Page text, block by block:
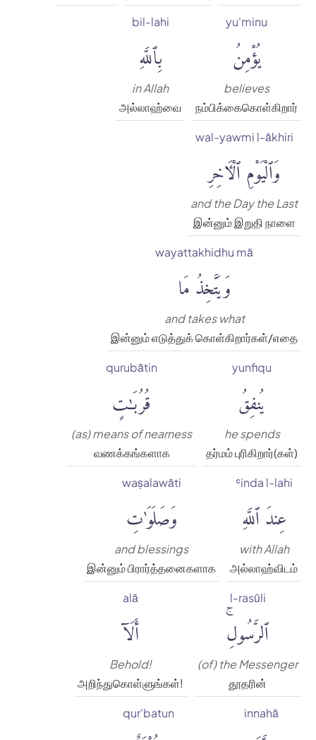
yu'minu
يُؤْمِنُ
believes
நம்பிக்கைகொள்கிறார்
bil-lahi
بِٱللَّهِ
in Allah
அல்லாஹ்வை
wal-yawmi l-ākhiri
وَٱلْيَوْمِ ٱلْءَاخِرِ
and the Day the Last
இன்னும் இறுதி நாளை
wayattakhidhu mā
وَيَتَّخِذُ مَا
and takes what
இன்னும் எடுத்துக் கொள்கிறார்கள்/எதை
yunfiqu
يُنفِقُ
he spends
தர்மம் புரிகிறார்(கள்)
qurubātin
قُرُبَٰتٍ
(as) means of nearness
வணக்கங்களாக
ʿinda l-lahi
عِندَ ٱللَّهِ
with Allah
அல்லாஹ்விடம்
waṣalawāti
وَصَلَوَٰتِ
and blessings
இன்னும் பிரார்த்தனைகளாக
l-rasūli
ٱلرَّسُولِۚ
(of) the Messenger
தூதரின்
alā
أَلَآ
Behold!
அறிந்துகொள்ளுங்கள்!
innahā
qur'batun